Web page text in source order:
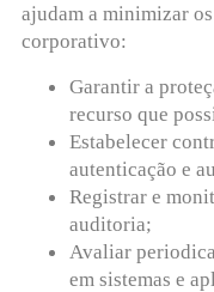
ajudam a minimizar
corporativo:
Garantir a
recurso que
Estabelecer
autenticação e
Registrar e
auditoria;
Avaliar
em sistemas e